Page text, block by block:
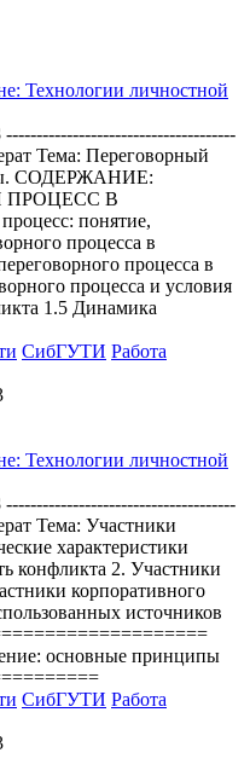
Технологии личностной
Тема: Переговорный
СОДЕРЖАНИЕ:
ПРОЦЕСС В
понятие,
процесса в
процесса в
процесса и условия
1.5 Динамика
СибГУТИ Работа
Технологии личностной
Тема: Участники
характеристики
конфликта 2. Участники
корпоративного
источников
основные принципы
СибГУТИ Работа